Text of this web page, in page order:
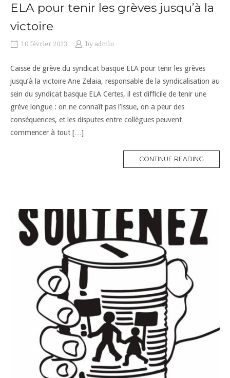
ELA pour tenir les grèves jusqu’à la
victoire
10 février 2023 by admin
Caisse de grève du syndicat basque ELA pour tenir les grèves
jusqu’à la victoire Ane Zelaia, responsable de la syndicalisation au
sein du syndicat basque ELA Certes, il est difficile de tenir une
grève longue : on ne connaît pas l’issue, on a peur des
conséquences, et les disputes entre collègues peuvent
commencer à tout […]
CONTINUE READING